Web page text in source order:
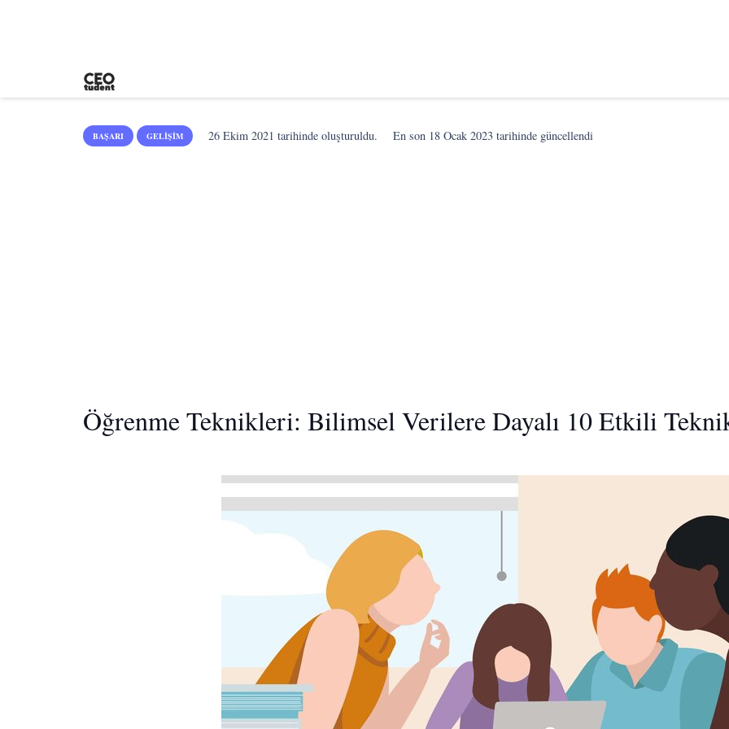
BAŞARI GELIŞIM 26 Ekim 2021 tarihinde oluşturuldu. En son 18 Ocak 2023 tarihinde güncellendi
Öğrenme Teknikleri: Bilimsel Verilere Dayalı 10 Etkili